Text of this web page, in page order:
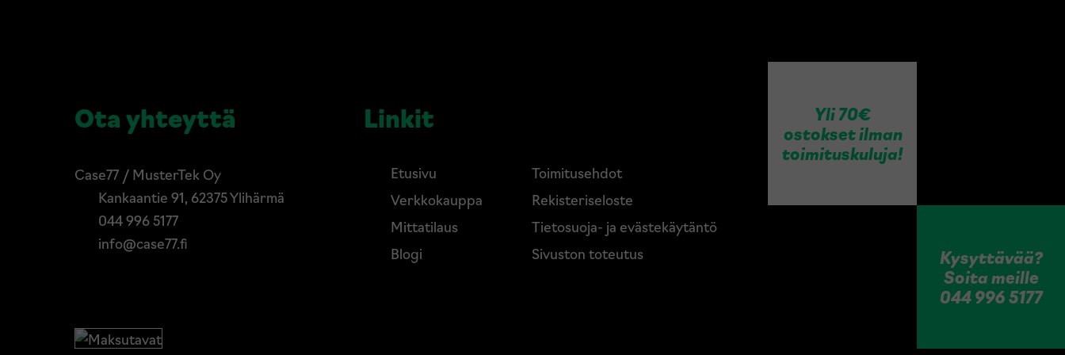
Ota yhteyttä
Case77 / MusterTek Oy
Kankaantie 91, 62375 Ylihärmä
044 996 5177
info@case77.fi
Linkit
Etusivu
Toimitusehdot
Verkkokauppa
Rekisteriseloste
Mittatilaus
Tietosuoja- ja evästekäytäntö
Blogi
Sivuston toteutus
Yli 70€
ostokset ilman
toimituskuluja!
Kysyttävää?
Soita meille
044 996 5177